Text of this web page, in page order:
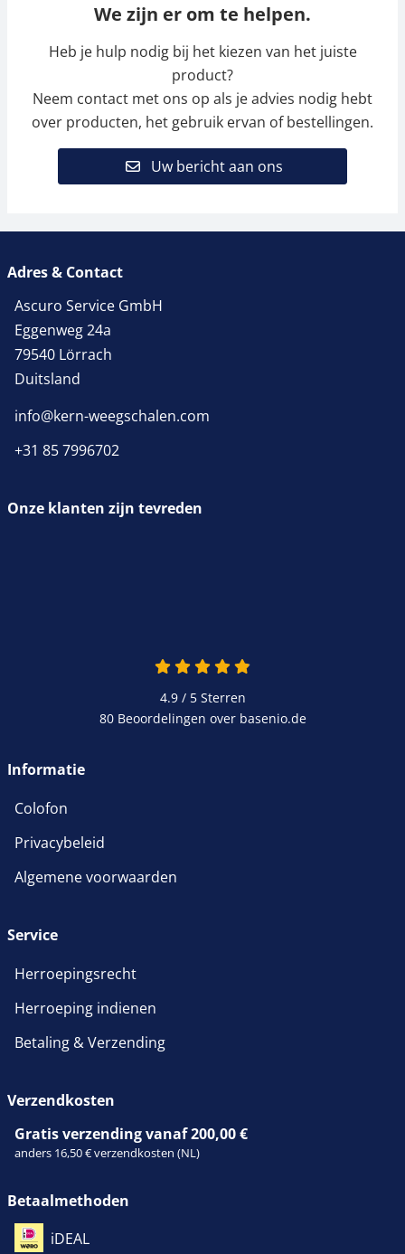
We zijn er om te helpen.
Heb je hulp nodig bij het kiezen van het juiste
product?
Neem contact met ons op als je advies nodig hebt
over producten, het gebruik ervan of bestellingen.
Uw bericht aan ons
Adres & Contact
Ascuro Service GmbH
Eggenweg 24a
79540 Lörrach
Duitsland
info@kern-weegschalen.com
+31 85 7996702
Onze klanten zijn tevreden
4.9 / 5Sterren
80 Beoordelingen over basenio.de
Informatie
Colofon
Privacybeleid
Algemene voorwaarden
Service
Herroepingsrecht
Herroeping indienen
Betaling & Verzending
Verzendkosten
Gratis verzending vanaf 200,00 €
anders 16,50 € verzendkosten (NL)
Betaalmethoden
iDEAL